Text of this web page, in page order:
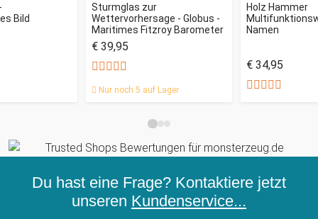
Bild
Sturmglas zur
Wettervorhersage - Globus -
Maritimes Fitzroy Barometer
€ 39,95
Nur noch 5 auf Lager
Holz Hammer
Namen
€ 34,95
Du hast eine Frage? Kontaktiere jetzt
unseren Kundenservice...